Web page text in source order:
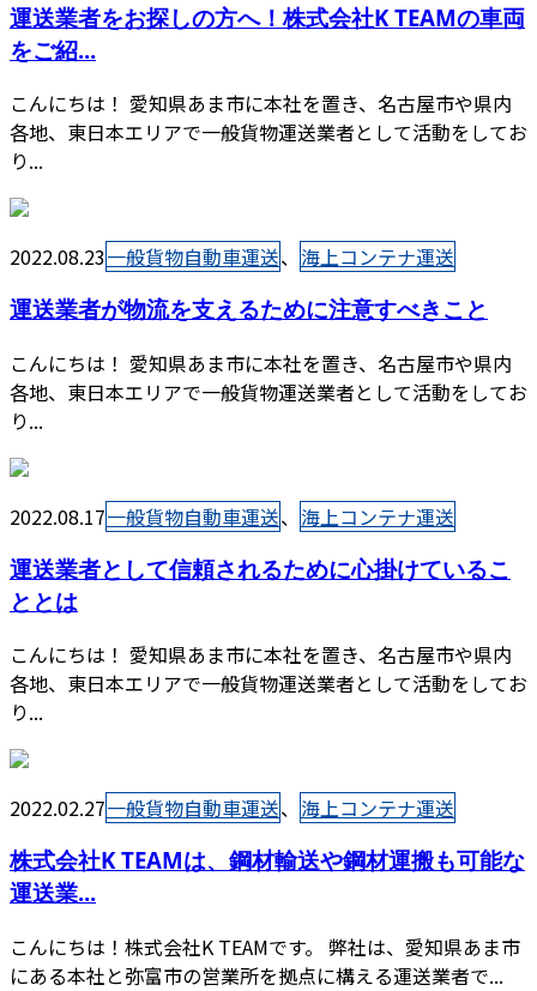
運送業者をお探しの方へ！株式会社K TEAMの車両
をご紹...
こんにちは！ 愛知県あま市に本社を置き、名古屋市や県内
各地、東日本エリアで一般貨物運送業者として活動をしてお
り...
2022.08.23一般貨物自動車運送、 海上コンテナ運送
運送業者が物流を支えるために注意すべきこと
こんにちは！ 愛知県あま市に本社を置き、名古屋市や県内
各地、東日本エリアで一般貨物運送業者として活動をしてお
り...
2022.08.17一般貨物自動車運送、 海上コンテナ運送
運送業者として信頼されるために心掛けているこ
ととは
こんにちは！ 愛知県あま市に本社を置き、名古屋市や県内
各地、東日本エリアで一般貨物運送業者として活動をしてお
り...
2022.02.27一般貨物自動車運送、 海上コンテナ運送
株式会社K TEAMは、鋼材輸送や鋼材運搬も可能な
運送業...
こんにちは！株式会社K TEAMです。 弊社は、愛知県あま市
にある本社と弥富市の営業所を拠点に構える運送業者で...